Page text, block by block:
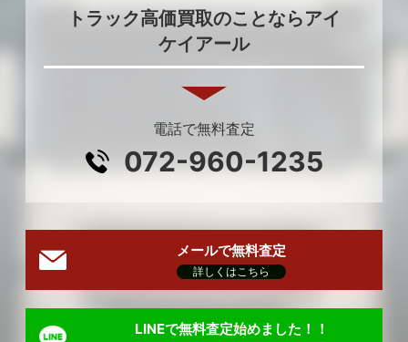
トラック高価買取のことならアイ
ケイアール
電話で無料査定
072-960-1235
メールで無料査定
詳しくはこちら
LINEで無料査定始めました！！